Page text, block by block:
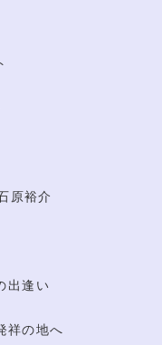
原裕介
出逢い
祥の地へ